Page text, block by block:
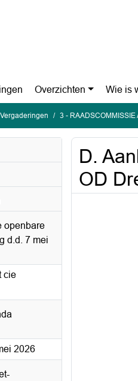
Overzichten Wie is
Vergaderingen 3 -
openbare
d.d. 7 mei
cie
2026
D.
OD